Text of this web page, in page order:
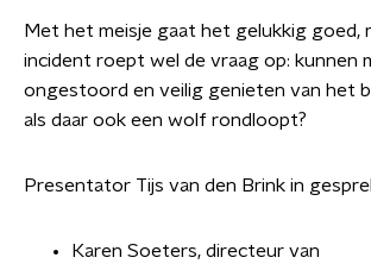
Met het meisje gaat het gelukkig goed,
incident roept wel de vraag op: kunnen
ongestoord en veilig genieten van het
als daar ook een wolf rondloopt?
Presentator Tijs van den Brink in
Karen Soeters, directeur van